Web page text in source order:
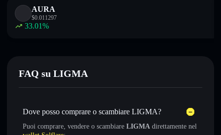
AURA
$0.011297
33.01%
FAQ su LIGMA
Dove posso comprare o scambiare LIGMA?
Puoi comprare, vendere o scambiare LIGMA direttamente nel